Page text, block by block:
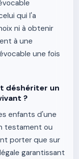
qui l'a
ni à obtenir
à une
une fois
déshériter un
?
enfants d'une
testament ou
porter que sur
garantissant